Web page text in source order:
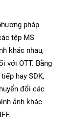
pháp
tệp MS
khác nhau,
với OTT. Bằng
hay SDK,
đổi các
ảnh khác